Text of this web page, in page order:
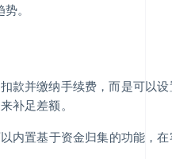
。
款并缴纳手续费，而是可以
补足差额。
内置基于资金归集的功能，